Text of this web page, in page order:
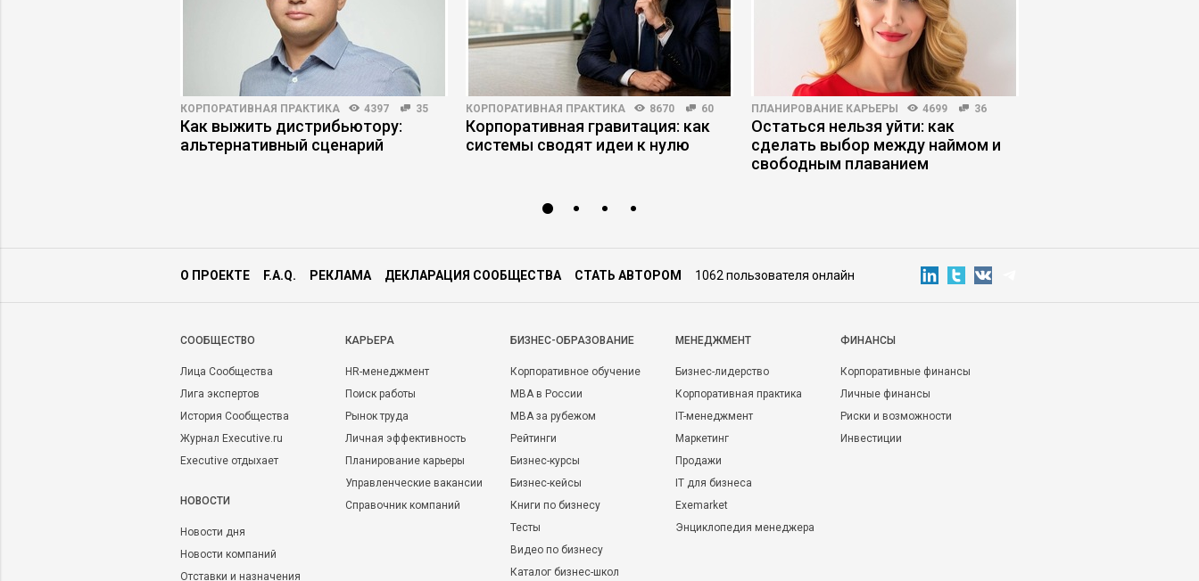
КОРПОРАТИВНАЯ ПРАКТИКА 4397 35
Как выжить дистрибьютору:
альтернативный сценарий
КОРПОРАТИВНАЯ ПРАКТИКА 8670 60
Корпоративная гравитация: как
системы сводят идеи к нулю
ПЛАНИРОВАНИЕ КАРЬЕРЫ 4699 36
Остаться нельзя уйти: как
сделать выбор между наймом и
свободным плаванием
О ПРОЕКТЕ F.A.Q. РЕКЛАМА ДЕКЛАРАЦИЯ СООБЩЕСТВА СТАТЬ АВТОРОМ 1062 пользователя онлайн
CООБЩЕСТВО
Лица Сообщества
Лига экспертов
История Сообщества
Журнал Executive.ru
Executive отдыхает
НОВОСТИ
Новости дня
Новости компаний
Отставки и назначения
КАРЬЕРА
HR-менеджмент
Поиск работы
Рынок труда
Личная эффективность
Планирование карьеры
Управленческие вакансии
Справочник компаний
БИЗНЕС-ОБРАЗОВАНИЕ
Корпоративное обучение
MBA в России
MBA за рубежом
Рейтинги
Бизнес-курсы
Бизнес-кейсы
Книги по бизнесу
Тесты
Видео по бизнесу
Каталог бизнес-школ
МЕНЕДЖМЕНТ
Бизнес-лидерство
Корпоративная практика
IT-менеджмент
Маркетинг
Продажи
IT для бизнеса
Exemarket
Энциклопедия менеджера
ФИНАНСЫ
Корпоративные финансы
Личные финансы
Риски и возможности
Инвестиции